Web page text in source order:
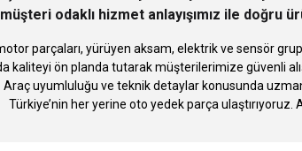
müşteri odaklı hizmet anlayışımız ile doğru
parçaları, yürüyen aksam, elektrik ve sensör
ön planda tutarak müşterilerimize güvenli
uyumluluğu ve teknik detaylar konusunda
Türkiye’nin her yerine oto yedek parça ulaştırıyoruz.